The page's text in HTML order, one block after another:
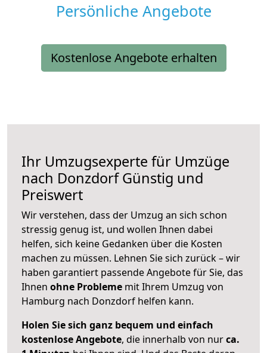
Persönliche Angebote
Kostenlose Angebote erhalten
Ihr Umzugsexperte für Umzüge
nach DonzdorfGünstig und
Preiswert
Wir verstehen, dass der Umzug an sich schon
stressig genug ist, und wollen Ihnen dabei
helfen, sich keine Gedanken über die Kosten
machen zu müssen. Lehnen Sie sich zurück – wir
haben garantiert passende Angebote für Sie, das
Ihnen ohne Probleme mit Ihrem Umzug von
Hamburg nach Donzdorf helfen kann.
Holen Sie sich ganz bequem und einfach
kostenlose Angebote, die innerhalb von nurca.